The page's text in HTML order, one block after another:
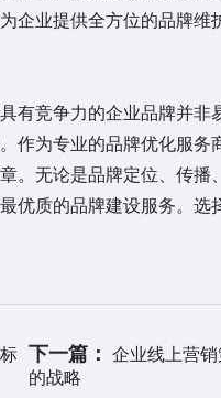
企业提供全方位的品牌维
竞争力的企业品牌并非
作为专业的品牌优化服
。无论是品牌定位、传播
优质的品牌建设服务。选
下一篇：
企业线上营
的战略